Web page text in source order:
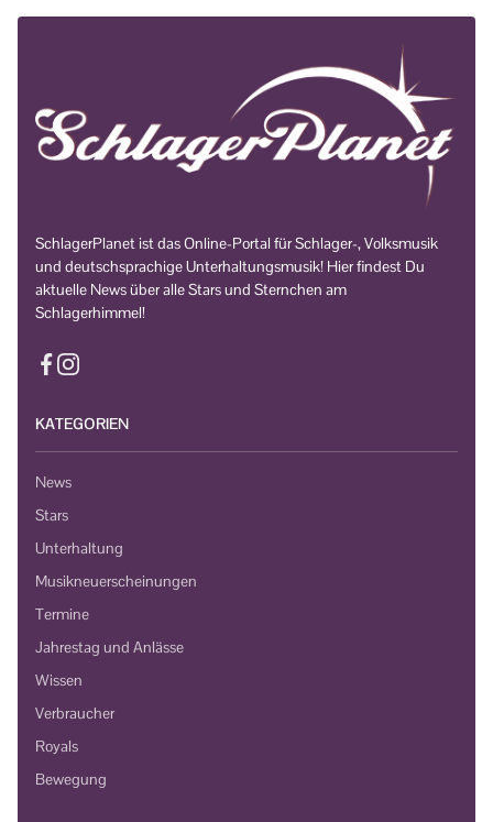
SchlagerPlanet ist das Online-Portal für Schlager-, Volksmusik
und deutschsprachige Unterhaltungsmusik! Hier findest Du
aktuelle News über alle Stars und Sternchen am
Schlagerhimmel!
KATEGORIEN
News
Stars
Unterhaltung
Musikneuerscheinungen
Termine
Jahrestag und Anlässe
Wissen
Verbraucher
Royals
Bewegung